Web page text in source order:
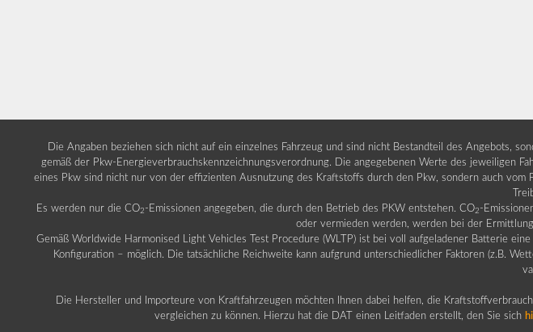
Die Angaben beziehen sich nicht auf ein einzelnes Fahrzeug und sind nicht Bestandteil des Angebots,
gemäß der Pkw-Energieverbrauchskennzeichnungsverordnung. Die angegebenen Werte des jeweiligen
eines Pkw sind nicht nur von der effizienten Ausnutzung des Kraftstoffs durch den Pkw, sondern auch vom
Es werden nur die CO2 -Emissionen angegeben, die durch den Betrieb des PKW entstehen. CO2 -
oder vermieden werden, werden bei der
Gemäß Worldwide Harmonised Light Vehicles Test Procedure (WLTP) ist bei voll aufgeladener Batterie
Konfiguration – möglich. Die tatsächliche Reichweite kann aufgrund unterschiedlicher Faktoren (z.B.
Die Hersteller und Importeure von Kraftfahrzeugen möchten Ihnen dabei helfen, die
vergleichen zu können. Hierzu hat die DAT einen Leitfaden erstellt, den Sie sich